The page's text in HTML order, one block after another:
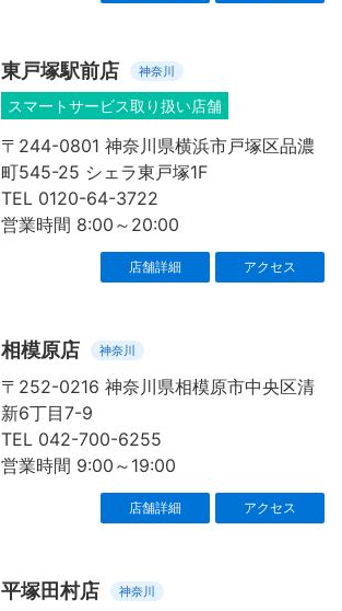
東戸塚駅前店 神奈川
スマートサービス取り扱い店舗
〒244-0801 神奈川県横浜市戸塚区品濃
町545-25 シェラ東戸塚1F
TEL 0120-64-3722
営業時間 8:00～20:00
店舗詳細 アクセス
相模原店 神奈川
〒252-0216 神奈川県相模原市中央区清
新6丁目7-9
TEL 042-700-6255
営業時間 9:00～19:00
店舗詳細 アクセス
平塚田村店 神奈川